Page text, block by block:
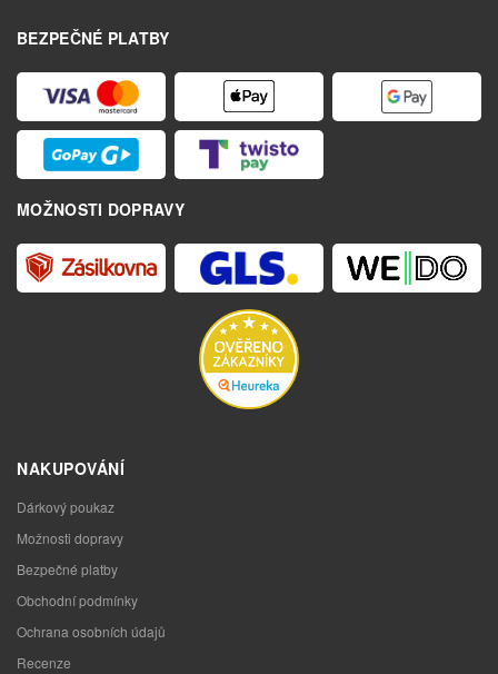
BEZPEČNÉ PLATBY
MOŽNOSTI DOPRAVY
NAKUPOVÁNÍ
Dárkový poukaz
Možnosti dopravy
Bezpečné platby
Obchodní podmínky
Ochrana osobních údajů
Recenze